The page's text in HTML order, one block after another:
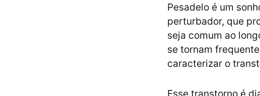
Pesadelo é um
perturbador, que
seja comum ao
se tornam
caracterizar o
Esse transtorno é